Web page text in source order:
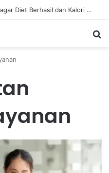
Mengelola Kesehatan Mental Ketika Sulit Mengatakan Tidak demi Hubungan Sosial yang Sehat